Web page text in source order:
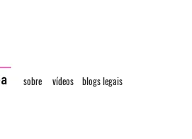
sobre vídeos blogs legais